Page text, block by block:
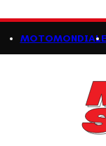
MOTOMONDIALE